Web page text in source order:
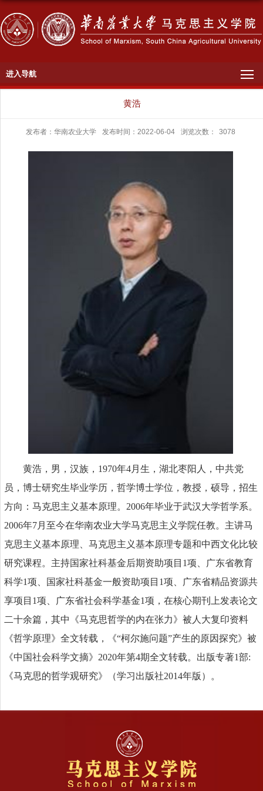
进入导航
黄浩
发布者：华南农业大学 发布时间：2022-06-04 浏览次数： 3078
黄浩，男，汉族，1970年4月生，湖北枣阳人，中共党
员，博士研究生毕业学历，哲学博士学位，教授，硕导，招生
方向：马克思主义基本原理。2006年毕业于武汉大学哲学系。
2006年7月至今在华南农业大学马克思主义学院任教。主讲马
克思主义基本原理、马克思主义基本原理专题和中西文化比较
研究课程。主持国家社科基金后期资助项目1项、广东省教育
科学1项、国家社科基金一般资助项目1项、广东省精品资源共
享项目1项、广东省社会科学基金1项，在核心期刊上发表论文
二十余篇，其中《马克思哲学的内在张力》被人大复印资料
《哲学原理》全文转载，《“柯尔施问题”产生的原因探究》被
《中国社会科学文摘》2020年第4期全文转载。出版专著1部:
《马克思的哲学观研究》（学习出版社2014年版）。